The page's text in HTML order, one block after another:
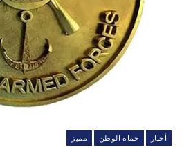
أخبار حماة الوطن مميز